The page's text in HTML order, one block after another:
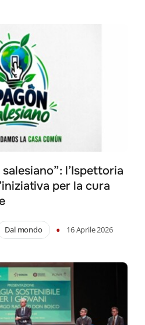
l’Ispettoria
per la cura
Dal mondo • 16 Aprile 2026